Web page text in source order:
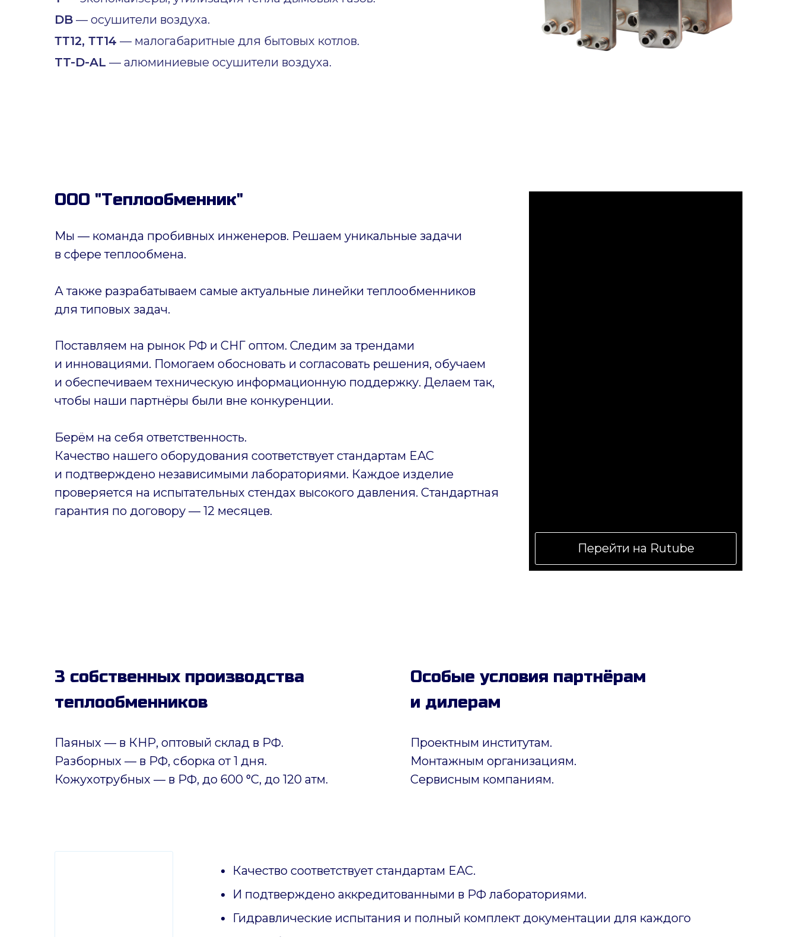
DB — осушители воздуха.
ТТ12, ТТ14 — малогабаритные для бытовых котлов.
TT-D-AL — алюминиевые осушители воздуха.
ООО "Теплообменник"
Мы — команда пробивных инженеров. Решаем уникальные задачи
в сфере теплообмена.
А также разрабатываем самые актуальные линейки теплообменников
для типовых задач.
Берём на себя ответственность.
Качество нашего оборудования соответствует стандартам EAC
и подтверждено независимыми лабораториями. Каждое изделие
проверяется на испытательных стендах высокого давления. Стандартная
гарантия по договору — 12 месяцев.
Поставляем на рынок РФ и СНГ оптом. Следим за трендами
и инновациями. Помогаем обосновать и согласовать решения, обучаем
и обеспечиваем техническую информационную поддержку. Делаем так,
чтобы наши партнёры были вне конкуренции.
Перейти на Rutube
3 собственных производства
теплообменников
Паяных — в КНР, оптовый склад в РФ.
Разборных — в РФ, сборка от 1 дня.
Кожухотрубных — в РФ, до 600 °C, до 120 атм.
Особые условия партнёрам
и дилерам
Проектным институтам.
Монтажным организациям.
Сервисным компаниям.
Качество соответствует стандартам EAC.
И подтверждено аккредитованными в РФ лабораториями.
Гидравлические испытания и полный комплект документации для каждого